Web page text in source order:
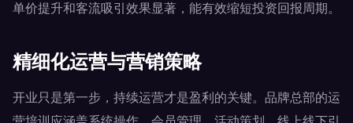
单价提升和客流吸引效果显著，能有效缩短投资回报周期。
精细化运营与营销策略
开业只是第一步，持续运营才是盈利的关键。品牌总部的运